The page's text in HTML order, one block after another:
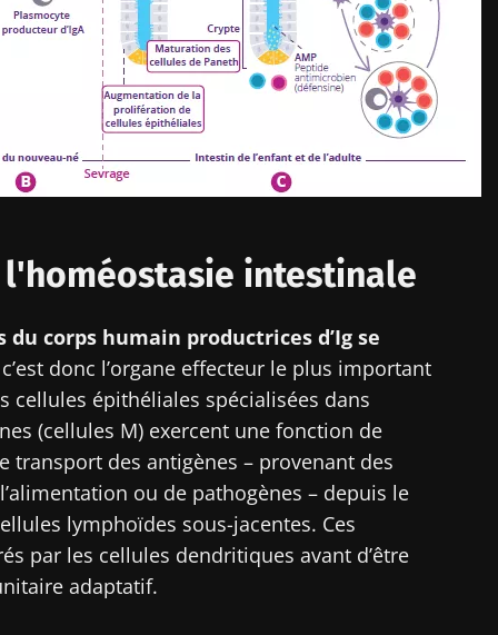
intestinale
du corps humain productrices d’Ig se
donc l’organe effecteur le plus important
cellules épithéliales spécialisées dans
(cellules M) exercent une fonction de
transport des antigènes – provenant des
ou de pathogènes – depuis le
lymphoïdes sous-jacentes. Ces
par les cellules dendritiques avant d’être
adaptatif.